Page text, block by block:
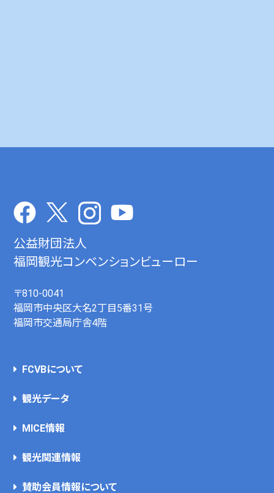
公益財団法人
福岡観光コンベンションビューロー
〒810-0041
福岡市中央区大名2丁目5番31号
福岡市交通局庁舎4階
FCVBについて
観光データ
MICE情報
観光関連情報
賛助会員情報について